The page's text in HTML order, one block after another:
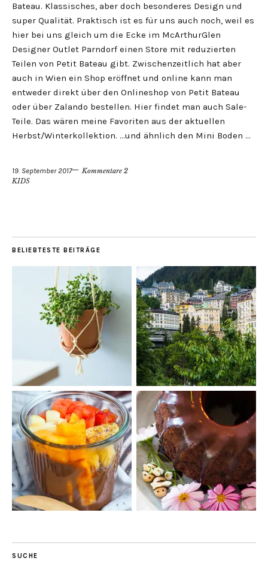
Bateau. Klassisches, aber doch besonderes Design und
super Qualität. Praktisch ist es für uns auch noch, weil es
hier bei uns gleich um die Ecke im McArthurGlen
Designer Outlet Parndorf einen Store mit reduzierten
Teilen von Petit Bateau gibt. Zwischenzeitlich hat aber
auch in Wien ein Shop eröffnet und online kann man
entweder direkt über den Onlineshop von Petit Bateau
oder über Zalando bestellen. Hier findet man auch Sale-
Teile. Das wären meine Favoriten aus der aktuellen
Herbst/Winterkollektion. …und ähnlich den Mini Boden …
19. September 2017
Kommentare 2
KIDS
BELIEBTESTE BEITRÄGE
SUCHE